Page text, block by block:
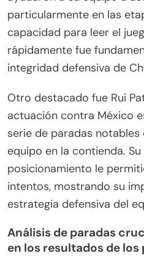
particularmente en las
capacidad para leer el
rápidamente fue
integridad defensiva de
Otro destacado fue Rui
actuación contra México
serie de paradas
equipo en la contienda.
posicionamiento le
intentos, mostrando su
estrategia defensiva del
Análisis de paradas
en los resultados de